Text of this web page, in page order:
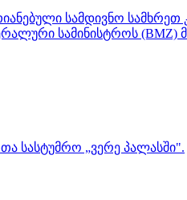
სამდივნო სამხრეთ
სამინისტროს (BMZ)
სასტუმრო „ვერე პალასში".